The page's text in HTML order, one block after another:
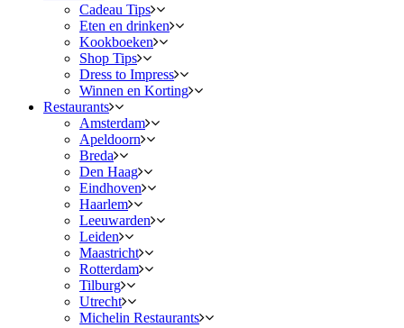
Cadeau Tips
Eten en drinken
Kookboeken
Shop Tips
Dress to Impress
Winnen en Korting
Restaurants
Amsterdam
Apeldoorn
Breda
Den Haag
Eindhoven
Haarlem
Leeuwarden
Leiden
Maastricht
Rotterdam
Tilburg
Utrecht
Michelin Restaurants